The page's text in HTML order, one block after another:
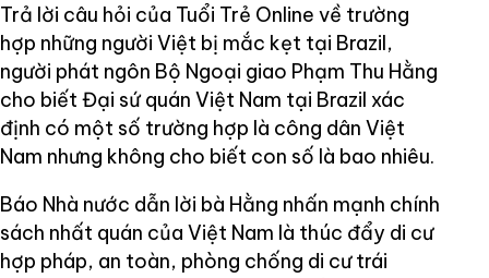
Trả lời câu hỏi của Tuổi Trẻ Online về trường
hợp những người Việt bị mắc kẹt tại Brazil,
người phát ngôn Bộ Ngoại giao Phạm Thu Hằng
cho biết Đại sứ quán Việt Nam tại Brazil xác
định có một số trường hợp là công dân Việt
Nam nhưng không cho biết con số là bao nhiêu.
Báo Nhà nước dẫn lời bà Hằng nhấn mạnh chính
sách nhất quán của Việt Nam là thúc đẩy di cư
hợp pháp, an toàn, phòng chống di cư trái